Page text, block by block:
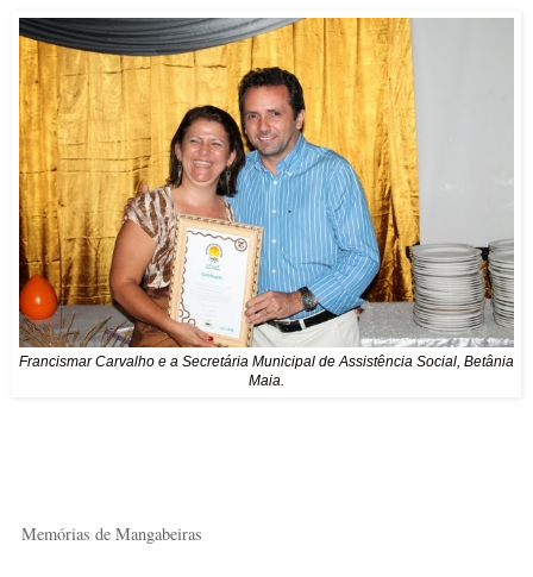
Francismar Carvalho e a Secretária Municipal de Assistência Social, Betânia
Maia.
Memórias de Mangabeiras